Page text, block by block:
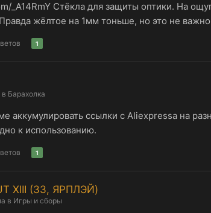
_A14RmY Стёкла для защиты оптики. На
жёлтое на 1мм тоньше, но это не
1
Барахолка
аккумулировать ссылки с Aliexpressa на
к использованию.
1
XIII (ЗЗ, ЯРПЛЭЙ)
в Игры и сборы